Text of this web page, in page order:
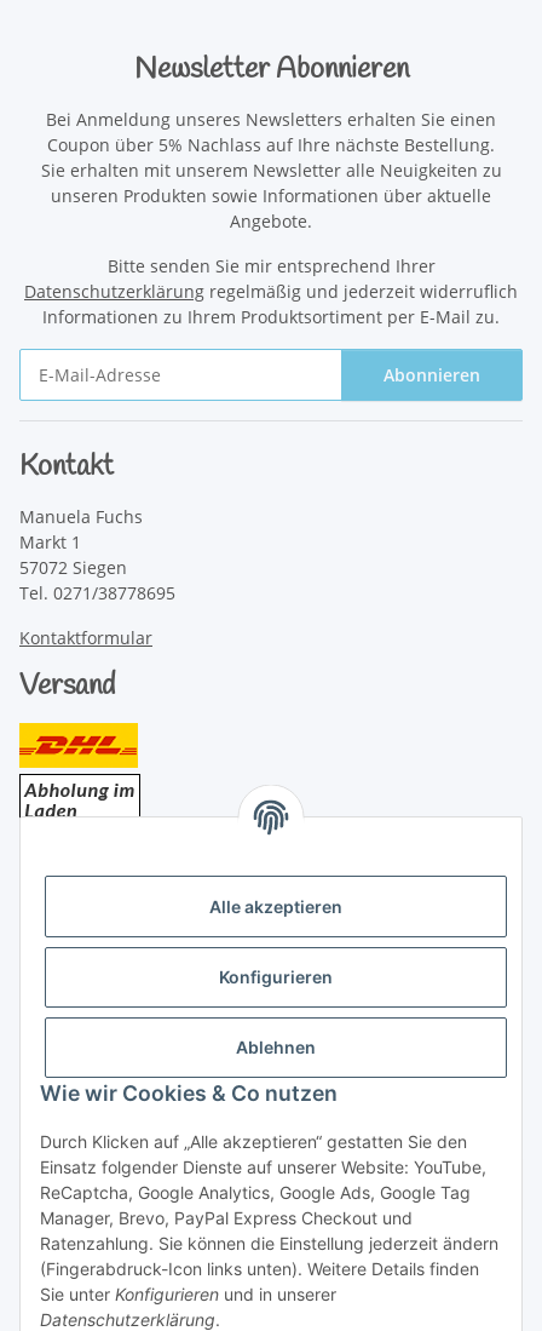
Alle akzeptieren
Konfigurieren
Ablehnen
Wie wir Cookies & Co nutzen
Durch Klicken auf „Alle akzeptieren“ gestatten Sie den
Einsatz folgender Dienste auf unserer Website: YouTube,
ReCaptcha, Google Analytics, Google Ads, Google Tag
Manager, Brevo, PayPal Express Checkout und
Ratenzahlung. Sie können die Einstellung jederzeit ändern
(Fingerabdruck-Icon links unten). Weitere Details finden
Sie unter Konfigurieren und in unserer
Datenschutzerklärung.
Newsletter Abonnieren
Bei Anmeldung unseres Newsletters erhalten Sie einen
Coupon über 5% Nachlass auf Ihre nächste Bestellung.
Sie erhalten mit unserem Newsletter alle Neuigkeiten zu
unseren Produkten sowie Informationen über aktuelle
Angebote.
Bitte senden Sie mir entsprechend Ihrer
Datenschutzerklärung regelmäßig und jederzeit widerruflich
Informationen zu Ihrem Produktsortiment per E-Mail zu.
Abonnieren
Kontakt
Manuela Fuchs
Markt 1
57072 Siegen
Tel. 0271/38778695
Kontaktformular
Versand
Rechtliches
Vertrag widerrufen
* Alle Preise inkl. gesetzlicher USt., zzgl.